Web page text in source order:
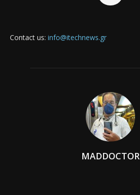
Contact us: info@itechnews.gr
MADDOCTOR